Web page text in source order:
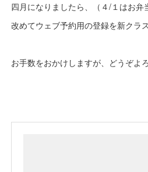
四月になりましたら、（４/１はお弁
改めてウェブ予約用の登録を新クラ
お手数をおかけしますが、どうぞよ